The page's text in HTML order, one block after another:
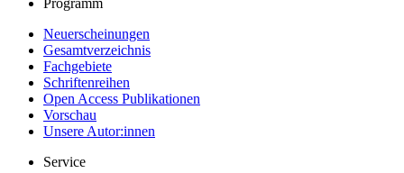
Programm
Neuerscheinungen
Gesamtverzeichnis
Fachgebiete
Schriftenreihen
Open Access Publikationen
Vorschau
Unsere Autor:innen
Service